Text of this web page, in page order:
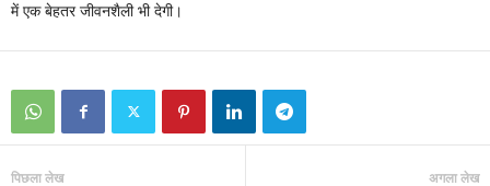
में एक बेहतर जीवनशैली भी देगी।
पिछला लेख अगला लेख